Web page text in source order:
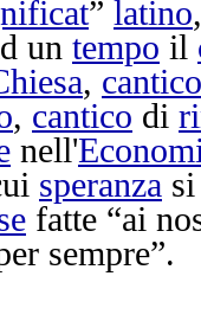
” latino
un tempo il
, cantico
, cantico di
nell'
speranza
fatte “ai
sempre”.